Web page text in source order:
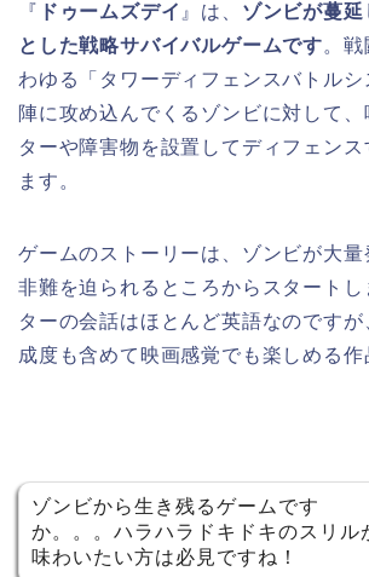
『 ドゥームズデイ 』は、 ゾンビが蔓
とした戦略サバイバルゲームです。戦
わゆる「タワーディフェンスバトルシ
陣に攻め込んでくるゾンビに対して、
ターや障害物を設置してディフェンス
ます。
ゲームのストーリーは、ゾンビが大
非難を迫られるところからスタートし
ターの会話はほとんど英語なのです
成度も含めて映画感覚でも楽しめる作
ゾンビから生き残るゲームです
か。。。ハラハラドキドキのスリル
味わいたい方は必見ですね！